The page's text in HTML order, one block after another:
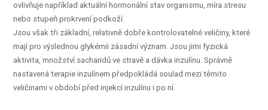
ovlivňuje například aktuální hormonální stav organismu, míra stresu
nebo stupeň prokrvení podkoží.
Jsou však tři základní, relativně dobře kontrolovatelné veličiny, které
mají pro výslednou glykémii zásadní význam. Jsou jimi fyzická
aktivita, množství sacharidů ve stravě a dávka inzulínu. Správně
nastavená terapie inzulínem předpokládá soulad mezi těmito
veličinami v období před injekcí inzulínu i po ní.